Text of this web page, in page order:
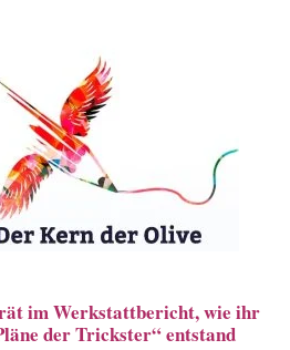
im Werkstattbericht, wie ihr
der Trickster“ entstand